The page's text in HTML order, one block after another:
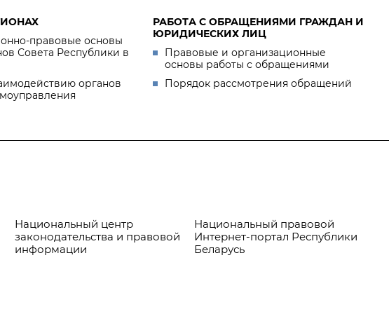
правовые основы
Совета Республики в
органов
РАБОТА С ОБРАЩЕНИЯМИ ГРАЖДАН И
ЮРИДИЧЕСКИХ ЛИЦ
Правовые и организационные
основы работы с обращениями
Порядок рассмотрения обращений
Национальный центр
законодательства и правовой
информации
Национальный правовой
Интернет-портал Республики
Беларусь